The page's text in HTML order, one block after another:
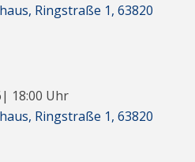
Ringstraße 1, 63820
| 18:00 Uhr
Ringstraße 1, 63820